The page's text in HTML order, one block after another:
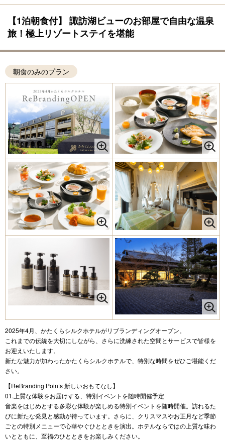
【1泊朝食付】 諏訪湖ビューのお部屋で自由な温泉
旅！極上リゾートステイを堪能
朝食のみのプラン
2025年4月、かたくらシルクホテルがリブランディングオープン。
これまでの伝統を大切にしながら、さらに洗練された空間とサービスで皆様を
お迎えいたします。
新たな魅力が加わったかたくらシルクホテルで、特別な時間をぜひご堪能くだ
さい。
【ReBranding Points 新しいおもてなし】
01.上質な体験をお届けする、特別イベントを随時開催予定
音楽をはじめとする多彩な体験が楽しめる特別イベントを随時開催。訪れるた
びに新たな発見と感動が待っています。さらに、クリスマスやお正月など季節
ごとの特別メニューで心華やぐひとときを演出。ホテルならではの上質な味わ
いとともに、至福のひとときをお楽しみください。